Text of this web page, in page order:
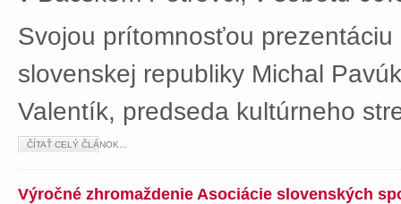
Svojou prítomnosťou
slovenskej republiky Michal
Valentík, predseda kultúrneho
ČÍTAŤ CELÝ ČLÁNOK...
Výročné zhromaždenie Asociácie slovenských